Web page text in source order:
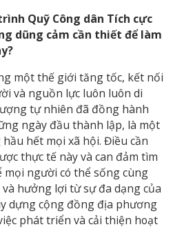
Quỹ Công dân Tích cực
dũng cảm cần thiết để làm
một thế giới tăng tốc, kết nối
và nguồn lực luôn luôn di
tự nhiên đã đồng hành
ngày đầu thành lập, là một
hết mọi xã hội. Điều cần
thực tế này và can đảm tìm
mọi người có thể sống cùng
hưởng lợi từ sự đa dạng của
dựng cộng đồng địa phương
phát triển và cải thiện hoạt